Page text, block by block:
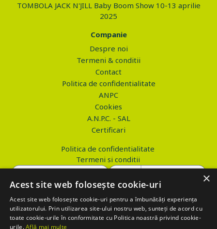
TOMBOLA JACK N'JILL Baby Boom Show 10-13 aprilie
2025
Companie
Despre noi
Termeni & conditii
Contact
Politica de confidentialitate
ANPC
Cookies
A.N.P.C. - SAL
Certificari
Politica de confidentialitate
Termeni si conditii
Copyright © 2026 PROVA.ro
$('.btn_gdpr').click(function() { //alert('test'); var values='';
×
Acest site web folosește cookie-uri
Acest site web folosește cookie-uri pentru a îmbunătăți experiența
utilizatorului. Prin utilizarea site-ului nostru web, sunteți de acord cu
toate cookie-urile în conformitate cu Politica noastră privind cookie-
urile.Află mai multe